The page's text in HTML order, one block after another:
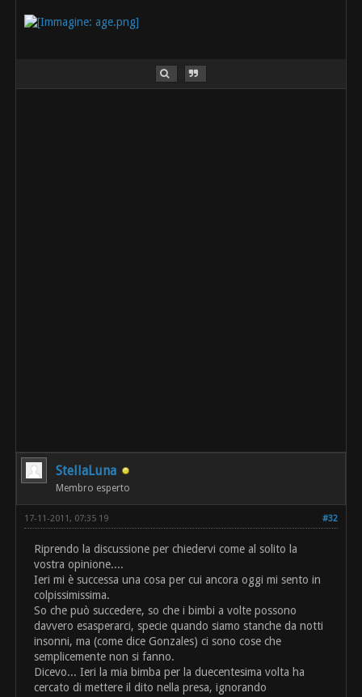
StellaLuna
Membro esperto
#32
17-11-2011, 07:35 19
Riprendo la discussione per chiedervi come al solito la
vostra opinione....
Ieri mi è successa una cosa per cui ancora oggi mi sento in
colpissimissima.
So che può succedere, so che i bimbi a volte possono
davvero esasperarci, specie quando siamo stanche da notti
insonni, ma (come dice Gonzales) ci sono cose che
semplicemente non si fanno.
Dicevo... Ieri la mia bimba per la duecentesima volta ha
cercato di mettere il dito nella presa, ignorando